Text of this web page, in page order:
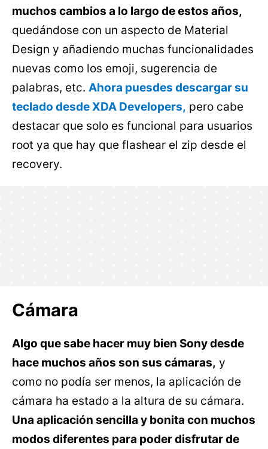
muchos cambios a lo largo de estos años,
quedándose con un aspecto de Material
Design y añadiendo muchas funcionalidades
nuevas como los emoji, sugerencia de
palabras, etc. Ahora puesdes descargar su
teclado desde XDA Developers, pero cabe
destacar que solo es funcional para usuarios
root ya que hay que flashear el zip desde el
recovery.
Cámara
Algo que sabe hacer muy bien Sony desde
hace muchos años son sus cámaras, y
como no podía ser menos, la aplicación de
cámara ha estado a la altura de su cámara.
Una aplicación sencilla y bonita con muchos
modos diferentes para poder disfrutar de